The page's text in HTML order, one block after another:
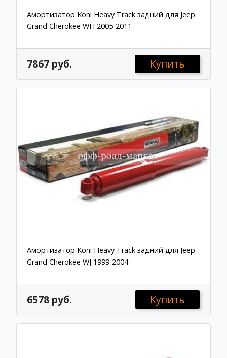
Амортизатор Koni Heavy Track задний для Jeep
Grand Cherokee WH 2005-2011
7867 руб. Купить
Амортизатор Koni Heavy Track задний для Jeep
Grand Cherokee WJ 1999-2004
6578 руб. Купить